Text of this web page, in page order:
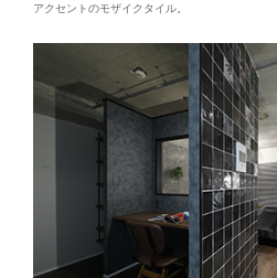
アクセントのモザイクタイル。